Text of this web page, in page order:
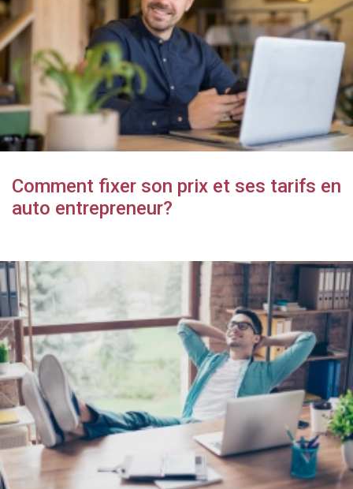
Comment fixer son prix et ses tarifs en
auto entrepreneur?